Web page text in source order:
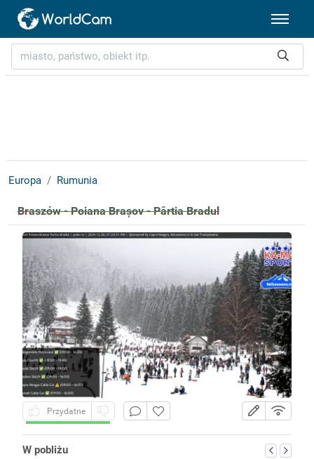
Europa Rumunia
Braszów - Poiana Brașov - Pârtia Bradul
Przydatne
W pobliżu